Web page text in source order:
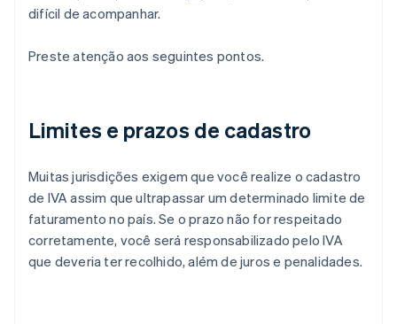
difícil de acompanhar.
Preste atenção aos seguintes pontos.
Limites e prazos de cadastro
Muitas jurisdições exigem que você realize o cadastro
de IVA assim que ultrapassar um determinado limite de
faturamento no país. Se o prazo não for respeitado
corretamente, você será responsabilizado pelo IVA
que deveria ter recolhido, além de juros e penalidades.